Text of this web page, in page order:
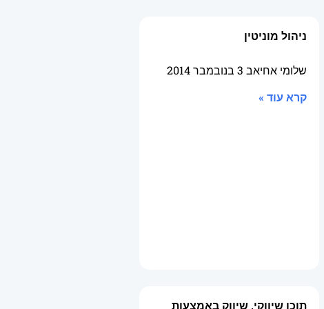
ניהול מוניטין
שלומי אחיאב 3 בנובמבר 2014
קרא עוד »
תוכן שיווקי, שיווק באמצעות